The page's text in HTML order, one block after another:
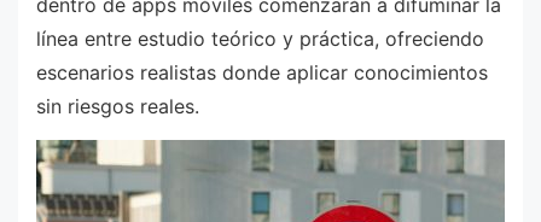
dentro de apps móviles comenzarán a difuminar la
línea entre estudio teórico y práctica, ofreciendo
escenarios realistas donde aplicar conocimientos
sin riesgos reales.